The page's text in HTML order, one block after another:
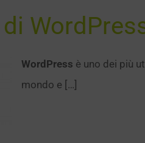
WordPress è uno dei più
mondo e […]